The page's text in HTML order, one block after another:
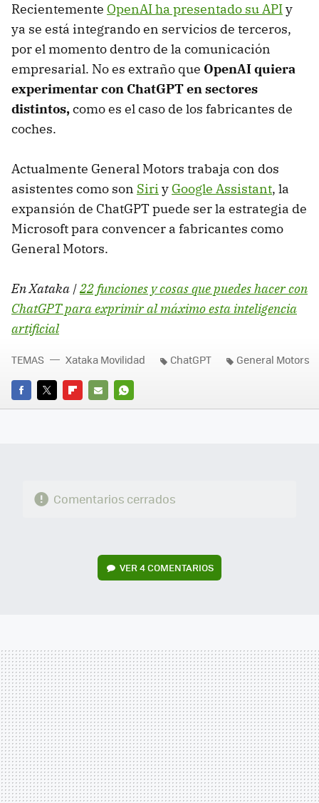
Recientemente OpenAI ha presentado su APIy
ya se está integrando en servicios de terceros,
por el momento dentro de la comunicación
empresarial. No es extraño que OpenAI quiera
experimentar con ChatGPT en sectores
distintos,como es el caso de los fabricantes de
coches.
Actualmente General Motors trabaja con dos
asistentes como son Siri y Google Assistant, la
expansión de ChatGPT puede ser la estrategia de
Microsoft para convencer a fabricantes como
General Motors.
En Xataka |22 funciones y cosas que puedes hacer con
ChatGPT para exprimir al máximo esta inteligencia
artificial
FACEBOOK
TWITTERFLIPBOARD
E-
WHATSAPP
TEMAS Xataka Movilidad ChatGPT General Motors
Comentarios cerrados
VER 4 COMENTARIOS